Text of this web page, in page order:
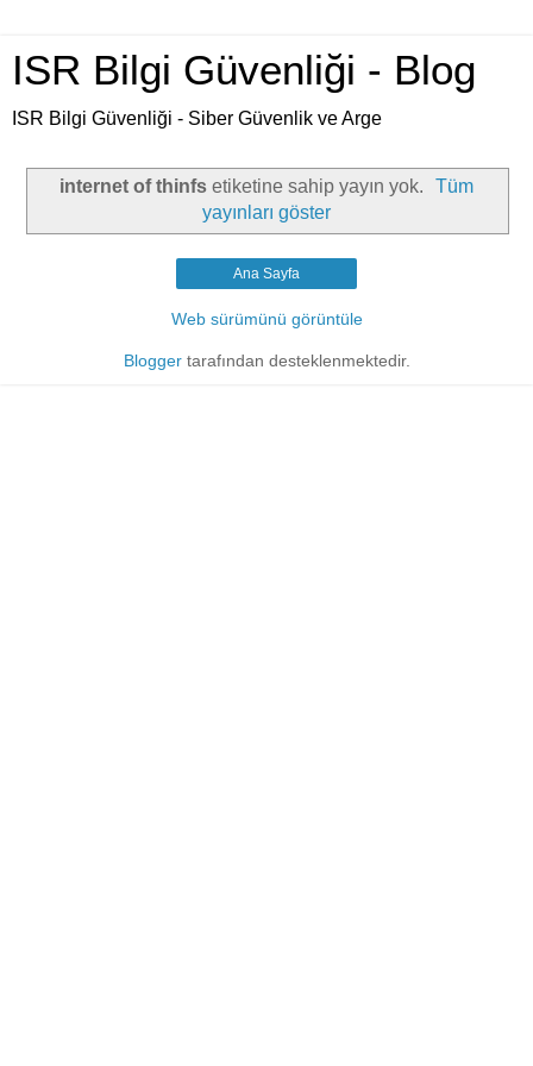
ISR Bilgi Güvenliği - Blog
ISR Bilgi Güvenliği - Siber Güvenlik ve Arge
internet of thinfsetiketine sahip yayın yok.
Tüm
yayınları göster
Ana Sayfa
Web sürümünü görüntüle
Bloggertarafından desteklenmektedir.